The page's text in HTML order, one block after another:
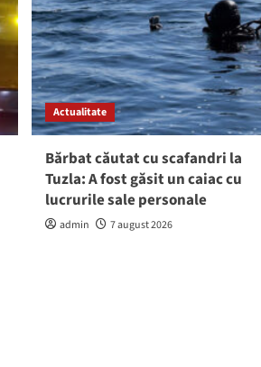
Actualitate
Bărbat căutat cu scafandri la
Tuzla: A fost găsit un caiac cu
lucrurile sale personale
admin 7 august 2026